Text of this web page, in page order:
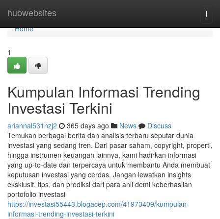
hubwebsites
Home
Home
1
Kumpulan Informasi Trending
Investasi Terkini
ariannal531nzj2 365 days ago News
Discuss
Temukan berbagai berita dan analisis terbaru seputar dunia
investasi yang sedang tren. Dari pasar saham, copyright, properti,
hingga instrumen keuangan lainnya, kami hadirkan informasi
yang up-to-date dan terpercaya untuk membantu Anda membuat
keputusan investasi yang cerdas. Jangan lewatkan insights
eksklusif, tips, dan prediksi dari para ahli demi keberhasilan
portofolio investasi
https://investasi55443.blogacep.com/41973409/kumpulan-
informasi-trending-investasi-terkini